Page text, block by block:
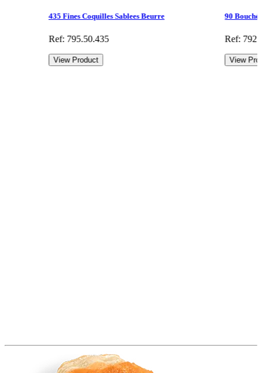
435 Fines Coquilles Sablees Beurre
Ref: 795.50.435
View Product
90
Ref:
View